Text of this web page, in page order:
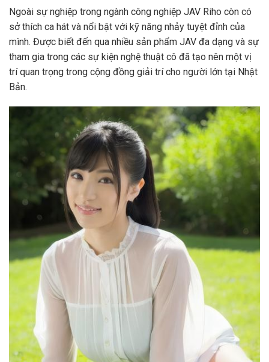
Ngoài sự nghiệp trong ngành công nghiệp JAV Riho còn có
sở thích ca hát và nổi bật với kỹ năng nhảy tuyệt đỉnh của
mình. Được biết đến qua nhiều sản phẩm JAV đa dạng và sự
tham gia trong các sự kiện nghệ thuật cô đã tạo nên một vị
trí quan trọng trong cộng đồng giải trí cho người lớn tại Nhật
Bản.